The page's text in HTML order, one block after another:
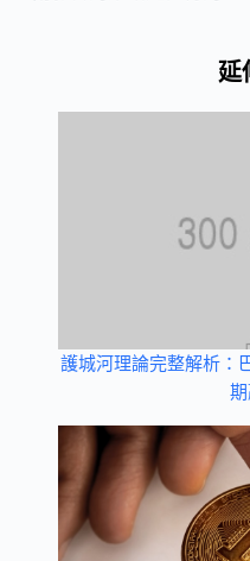
延
護城河理論完整解析：